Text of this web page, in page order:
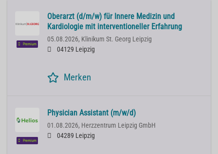
Premium
Oberarzt (d/m/w) für Innere Medizin und
Kardiologie mit interventioneller Erfahrung
05.08.2026, Klinikum St. Georg Leipzig
04129 Leipzig
Merken
Premium
Physician Assistant (m/w/d)
01.08.2026, Herzzentrum Leipzig GmbH
04289 Leipzig